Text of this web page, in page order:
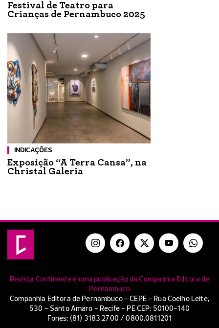
Festival de Teatro para
Crianças de Pernambuco 2025
INDICAÇÕES
Exposição “A Terra Cansa”, na
Christal Galeria
Revista Continente é uma publicação da Companhia Editora de
Pernambuco
Companhia Editora de Pernambuco - CEPE - Rua Coelho Leite,
530 - Santo Amaro - Recife - PE CEP: 50100-140
Fones: (81) 3183.2700 / 0800.0811201